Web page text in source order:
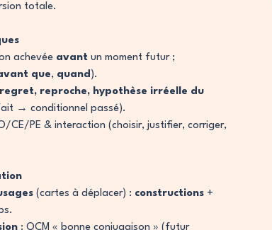
totale.
achevée avant un moment futur ;
que, quand ).
regret, reproche, hypothèse irréelle du
→ conditionnel passé).
CE/PE & interaction (choisir, justifier, corriger,
(cartes à déplacer) : constructions +
: QCM « bonne conjugaison » (futur